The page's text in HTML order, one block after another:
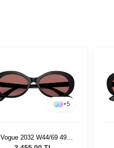
+5
Vogue 2032 W44/69 49